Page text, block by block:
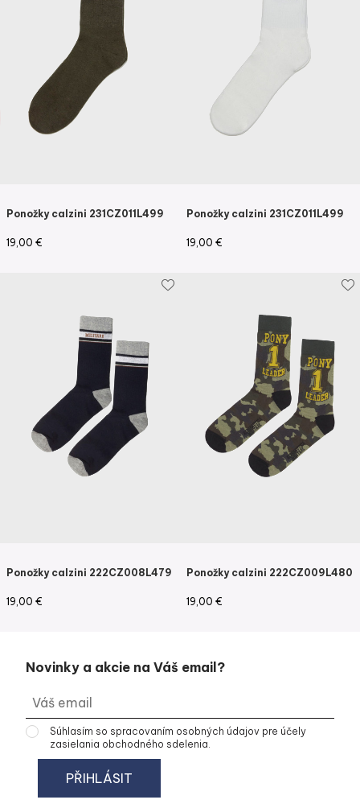
Ponožky calzini 231CZ011L499
19,00 €
Ponožky calzini 231CZ011L499
19,00 €
Ponožky calzini 222CZ008L479
19,00 €
Ponožky calzini 222CZ009L480
19,00 €
Novinky a akcie na Váš email?
Súhlasím so spracovaním osobných údajov pre účely
zasielania obchodného sdelenia.